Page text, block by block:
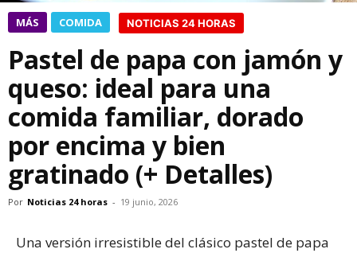
MÁS COMIDA NOTICIAS 24 HORAS
Pastel de papa con jamón y
queso: ideal para una
comida familiar, dorado
por encima y bien
gratinado (+ Detalles)
Por Noticias 24 horas - 19 junio, 2026
Una versión irresistible del clásico pastel de papa